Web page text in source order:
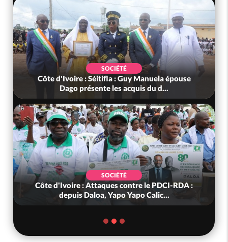
SOCIÉTÉ
Côte d'Ivoire : Séitifla : Guy Manuela épouse
Dago présente les acquis du d...
SOCIÉTÉ
Côte d'Ivoire : Attaques contre le PDCI-RDA :
depuis Daloa, Yapo Yapo Calic...